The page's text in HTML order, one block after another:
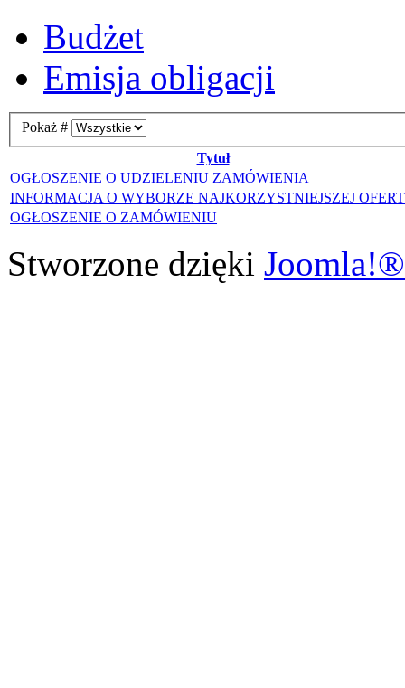
Budżet
Emisja obligacji
Pokaż #
Tytuł
OGŁOSZENIE O UDZIELENIU ZAMÓWIENIA
INFORMACJA O WYBORZE NAJKORZYSTNIEJSZEJ
OGŁOSZENIE O ZAMÓWIENIU
Stworzone dzięki Joomla!®